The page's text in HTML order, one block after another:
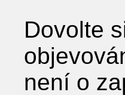
Dovolte
není o